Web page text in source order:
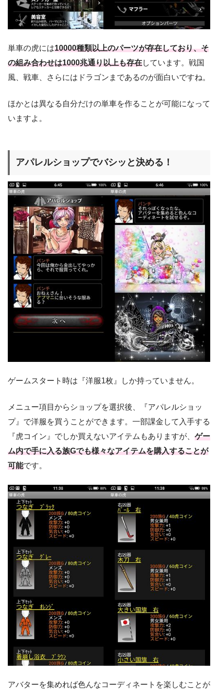
単車の虎には10000種類以上のパーツが存在しており、そ
の組み合わせは1000兆通り以上も存在しています。戦国
風、戦車、さらにはドラゴンまであるのが面白いですね。
ほかとは異なる自分だけの単車を作ることが可能になって
いますよ。
アパレルショップでバシッと決める！
ゲームスタート時は『洋服1枚』しか持っていません。
メニュー項目からショップを選択後、『アパレルショッ
プ』で洋服を買うことができます。一部課金して入手する
『虎コイン』でしか買えないアイテムもありますが、 ゲー
ム内で手に入る族Gでも様々なアイテムを購入することが
可能です。
アバターを集めれば色んなコーディネートを楽しむことが